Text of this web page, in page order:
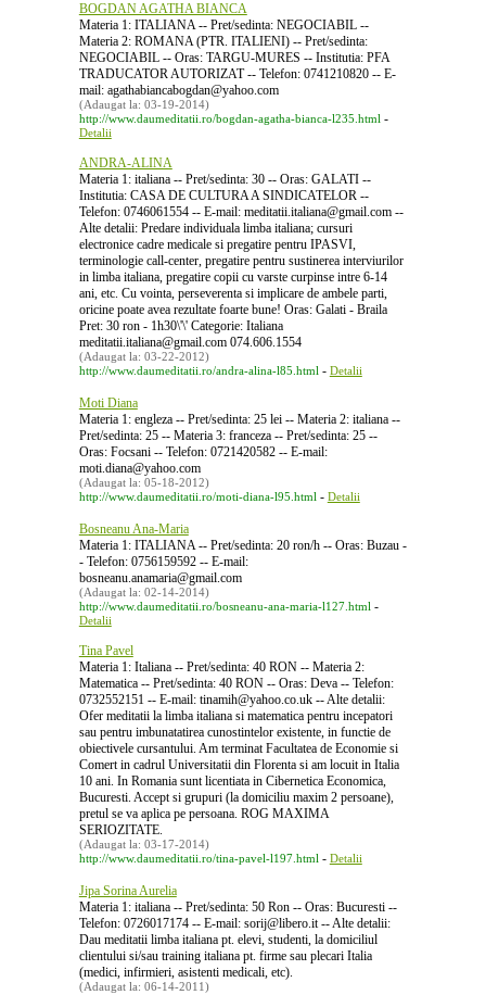
BOGDAN AGATHA BIANCA
Materia 1: ITALIANA -- Pret/sedinta: NEGOCIABIL --
Materia 2: ROMANA (PTR. ITALIENI) -- Pret/sedinta:
NEGOCIABIL -- Oras: TARGU-MURES -- Institutia: PFA
TRADUCATOR AUTORIZAT -- Telefon: 0741210820 -- E-
mail: agathabiancabogdan@yahoo.com
(Adaugat la: 03-19-2014)
http://www.daumeditatii.ro/bogdan-agatha-bianca-l235.html-
Detalii
ANDRA-ALINA
Materia 1: italiana -- Pret/sedinta: 30 -- Oras: GALATI --
Institutia: CASA DE CULTURA A SINDICATELOR --
Telefon: 0746061554 -- E-mail: meditatii.italiana@gmail.com --
Alte detalii: Predare individuala limba italiana; cursuri
electronice cadre medicale si pregatire pentru IPASVI,
terminologie call-center, pregatire pentru sustinerea interviurilor
in limba italiana, pregatire copii cu varste curpinse intre 6-14
ani, etc. Cu vointa, perseverenta si implicare de ambele parti,
oricine poate avea rezultate foarte bune! Oras: Galati - Braila
Pret: 30 ron - 1h30\'\' Categorie: Italiana
meditatii.italiana@gmail.com 074.606.1554
(Adaugat la: 03-22-2012)
http://www.daumeditatii.ro/andra-alina-l85.html- Detalii
Moti Diana
Materia 1: engleza -- Pret/sedinta: 25 lei -- Materia 2: italiana --
Pret/sedinta: 25 -- Materia 3: franceza -- Pret/sedinta: 25 --
Oras: Focsani -- Telefon: 0721420582 -- E-mail:
moti.diana@yahoo.com
(Adaugat la: 05-18-2012)
http://www.daumeditatii.ro/moti-diana-l95.html- Detalii
Bosneanu Ana-Maria
Materia 1: ITALIANA -- Pret/sedinta: 20 ron/h -- Oras: Buzau -
- Telefon: 0756159592 -- E-mail:
bosneanu.anamaria@gmail.com
(Adaugat la: 02-14-2014)
http://www.daumeditatii.ro/bosneanu-ana-maria-l127.html-
Detalii
Tina Pavel
Materia 1: Italiana -- Pret/sedinta: 40 RON -- Materia 2:
Matematica -- Pret/sedinta: 40 RON -- Oras: Deva -- Telefon:
0732552151 -- E-mail: tinamih@yahoo.co.uk -- Alte detalii:
Ofer meditatii la limba italiana si matematica pentru incepatori
sau pentru imbunatatirea cunostintelor existente, in functie de
obiectivele cursantului. Am terminat Facultatea de Economie si
Comert in cadrul Universitatii din Florenta si am locuit in Italia
10 ani. In Romania sunt licentiata in Cibernetica Economica,
Bucuresti. Accept si grupuri (la domiciliu maxim 2 persoane),
pretul se va aplica pe persoana. ROG MAXIMA
SERIOZITATE.
(Adaugat la: 03-17-2014)
http://www.daumeditatii.ro/tina-pavel-l197.html- Detalii
Jipa Sorina Aurelia
Materia 1: italiana -- Pret/sedinta: 50 Ron -- Oras: Bucuresti --
Telefon: 0726017174 -- E-mail: sorij@libero.it -- Alte detalii:
Dau meditatii limba italiana pt. elevi, studenti, la domiciliul
clientului si/sau training italiana pt. firme sau plecari Italia
(medici, infirmieri, asistenti medicali, etc).
(Adaugat la: 06-14-2011)